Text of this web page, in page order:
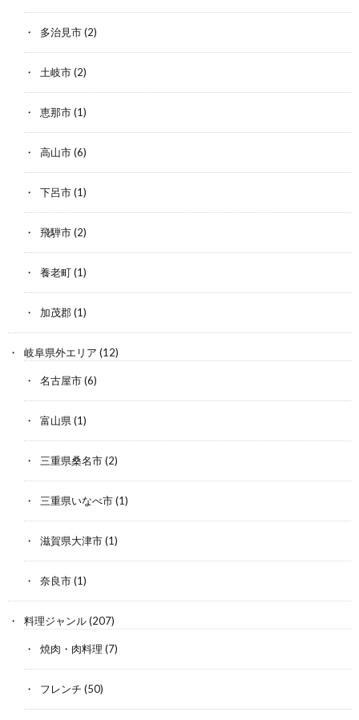
多治見市(2)
土岐市(2)
恵那市(1)
高山市(6)
下呂市(1)
飛騨市(2)
養老町(1)
加茂郡(1)
岐阜県外エリア (12)
名古屋市(6)
富山県(1)
三重県桑名市(2)
三重県いなべ市(1)
滋賀県大津市(1)
奈良市(1)
料理ジャンル(207)
焼肉・肉料理 (7)
フレンチ (50)